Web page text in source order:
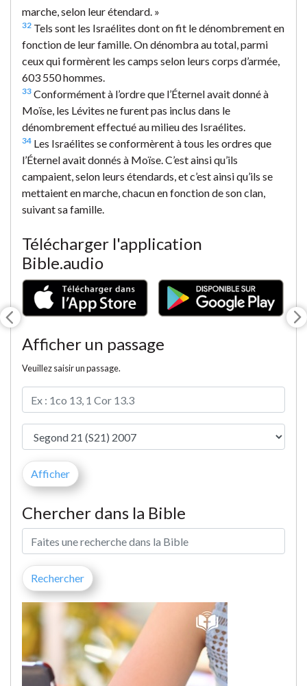
marche, selon leur étendard. »
32 Tels sont les Israélites dont on fit le dénombrement en
fonction de leur famille. On dénombra au total, parmi
ceux qui formèrent les camps selon leurs corps d’armée,
603 550 hommes.
33 Conformément à l’ordre que l’Éternel avait donné à
Moïse, les Lévites ne furent pas inclus dans le
dénombrement effectué au milieu des Israélites.
34 Les Israélites se conformèrent à tous les ordres que
l’Éternel avait donnés à Moïse. C’est ainsi qu’ils
campaient, selon leurs étendards, et c’est ainsi qu’ils se
mettaient en marche, chacun en fonction de son clan,
suivant sa famille.
Télécharger l'application
Bible.audio
Afficher un passage
Veuillez saisir un passage.
Chercher dans la Bible